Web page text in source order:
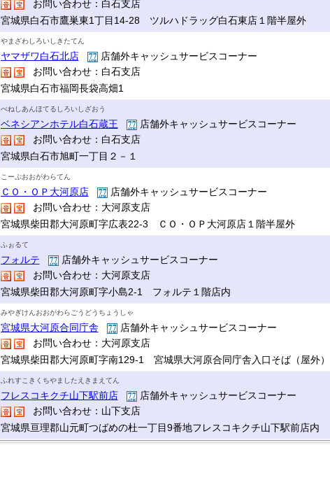
お問い合わせ：白石支店
宮城県白石市鷹巣東1丁目14-28 ツルハドラッグ白石東店１階半屋外
やまざわしろいしきたてん
ヤマザワ白石北店
店舗外キャッシュサービスコーナー
お問い合わせ：白石支店
宮城県白石市福岡長袋高畑1
べねしあんほてるしろいしざおう
ベネシアンホテル白石蔵王
店舗外キャッシュサービスコーナー
お問い合わせ：白石支店
宮城県白石市旭町一丁目２－１
こーぷおおがわらてん
ＣＯ・ＯＰ大河原店
店舗外キャッシュサービスコーナー
お問い合わせ：大河原支店
宮城県柴田郡大河原町字広表22-3 ＣＯ・ＯＰ大河原店１階半屋外
ふぉるて
フォルテ
店舗外キャッシュサービスコーナー
お問い合わせ：大河原支店
宮城県柴田郡大河原町字小島2-1 フォルテ１階店内
みやぎけんおおがわらごうどうちょうしゃ
宮城県大河原合同庁舎
店舗外キャッシュサービスコーナー
お問い合わせ：大河原支店
宮城県柴田郡大河原町字南129-1 宮城県大河原合同庁舎入口そば（屋外）
ふれすこきくちやましたえきまえてん
フレスコキクチ山下駅前店
店舗外キャッシュサービスコーナー
お問い合わせ：山下支店
宮城県亘理郡山元町つばめの杜一丁目9番地フレスコキクチ山下駅前店内